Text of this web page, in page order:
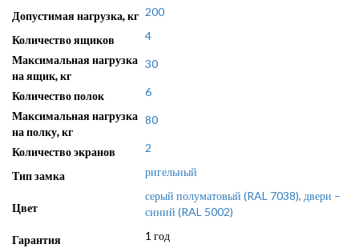
Допустимая нагрузка, кг 200
Количество ящиков
4
Максимальная нагрузка
на ящик, кг
30
Количество полок
6
Максимальная нагрузка
на полку, кг
80
Количество экранов 2
Тип замка ригельный
Цвет
серый полуматовый (RAL 7038), двери –
синий (RAL 5002)
Гарантия
1 год